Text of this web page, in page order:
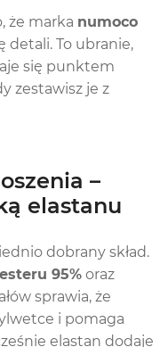
że marka numoco
To ubranie,
się punktem
zestawisz je z
–
elastanu
dobrany skład.
95% oraz
sprawia, że
i pomaga
elastan dodaje